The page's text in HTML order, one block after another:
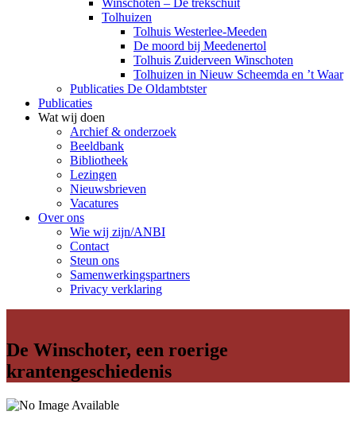
Winschoten – De trekschuit
Tolhuizen
Tolhuis Westerlee-Meeden
De moord bij Meedenertol
Tolhuis Zuiderveen Winschoten
Tolhuizen in Nieuw Scheemda en ’t Waar
Publicaties De Oldambtster
Publicaties
Wat wij doen
Archief & onderzoek
Beeldbank
Bibliotheek
Lezingen
Nieuwsbrieven
Vacatures
Over ons
Wie wij zijn/ANBI
Contact
Steun ons
Samenwerkingspartners
Privacy verklaring
De Winschoter, een roerige
krantengeschiedenis